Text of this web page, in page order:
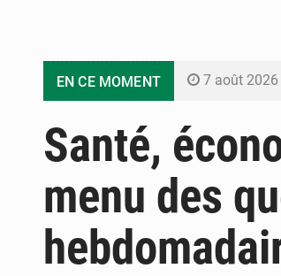
EN CE MOMENT 7 août 2026
7 août 2026
7 août 2026
6 août 2026
Santé,
menu des